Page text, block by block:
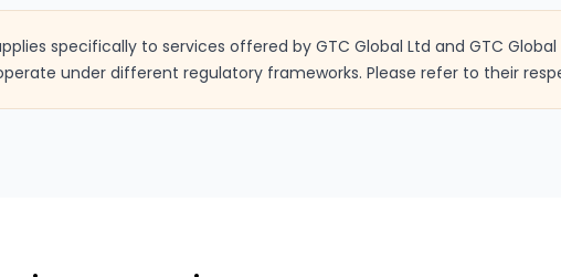
specifically to services offered by GTC Global Ltd and GTC
under different regulatory frameworks. Please refer to their